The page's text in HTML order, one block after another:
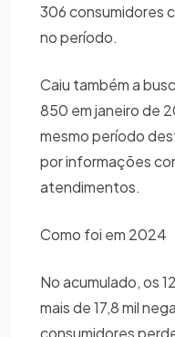
306 consumidores
no período.
Caiu também a
850 em janeiro de
mesmo período
por informações
atendimentos.
Como foi em 2024
No acumulado, os
mais de 17,8 mil
consumidores